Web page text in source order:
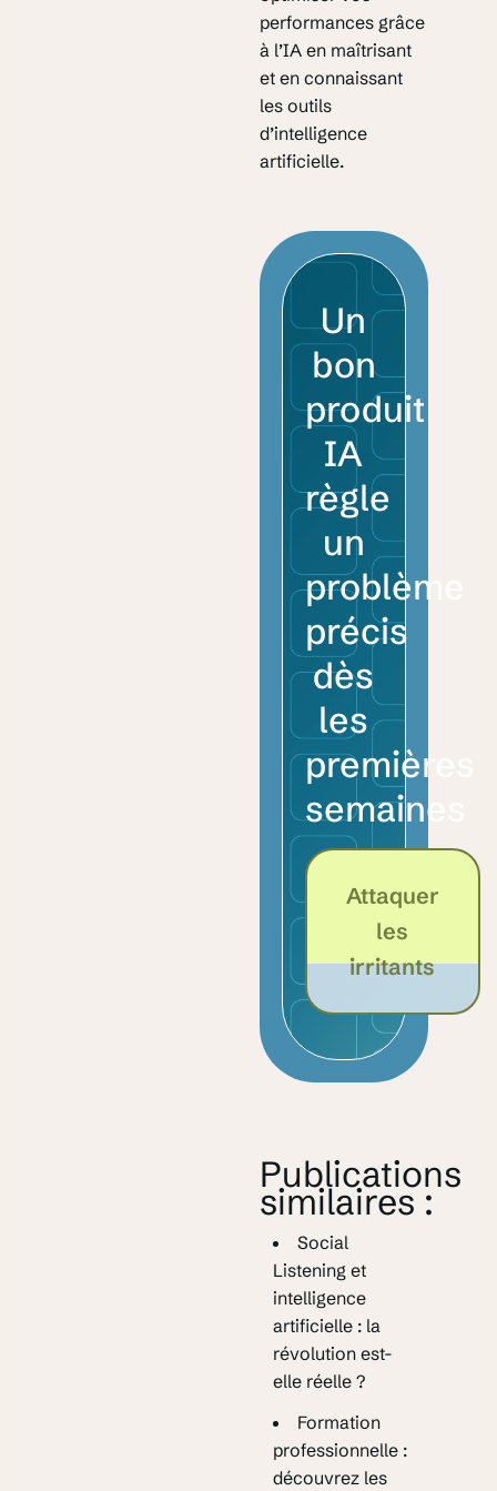
performances grâce
à l’IA en maîtrisant
et en connaissant
les outils
d’intelligence
artificielle.
Un
bon
produit
IA
règle
un
problème
précis
dès
les
premières
semaines
Attaquer
les
irritants
Publications
similaires :
Social
Listening et
intelligence
artificielle : la
révolution est-
elle réelle ?
Formation
professionnelle :
découvrez les